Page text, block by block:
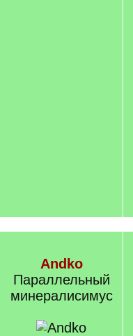
Andko
Параллельный
минералисимус